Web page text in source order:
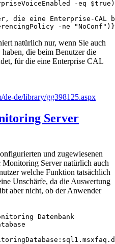
-eq
die eine Enterprise-CAL
-ne
natürlich nur, wenn Sie auch
die beim Benutzer die
für die eine Enterprise CAL
de/library/gg398125.aspx
Server
und zugewiesenen
Server natürlich auch
welche Funktion tatsächlich
Unschärfe, da die Auswertung
aber nicht, ob der Anwender
Datenbank